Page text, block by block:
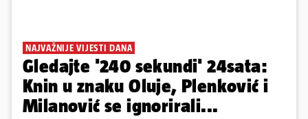
NAJVAŽNIJE VIJESTI DANA
Gledajte '240 sekundi' 24sata:
Knin u znaku Oluje, Plenković i
Milanović se ignorirali...